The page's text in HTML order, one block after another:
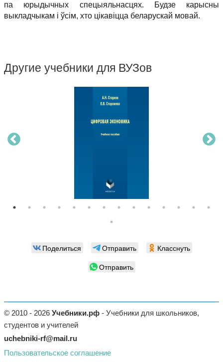
па юрыдычных спецыяльнасцях. Будзе карысны
выкладчыкам і ўсім, хто цікавіцца беларускай мовай.
Другие учебники для ВУЗов
Поделиться Отправить
Класснуть
Отправить
© 2010 - 2026 Учебники.рф - Учебники для школьников,
студентов и учителей
uchebniki-rf@mail.ru
Пользовательское соглашение